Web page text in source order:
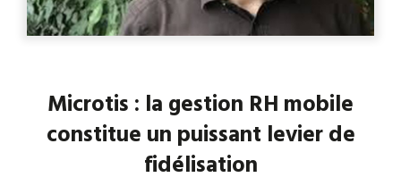
Microtis : la gestion RH mobile
constitue un puissant levier de
fidélisation